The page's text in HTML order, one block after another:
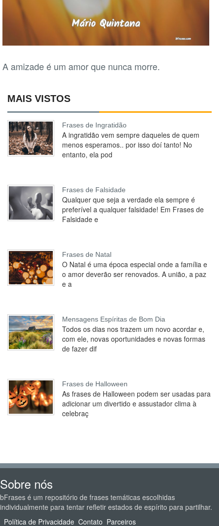
A amizade é um amor que nunca morre.
MAIS VISTOS
Frases de Ingratidão
A ingratidão vem sempre daqueles de quem
menos esperamos.. por isso doí tanto! No
entanto, ela pod
Frases de Falsidade
Qualquer que seja a verdade ela sempre é
preferível a qualquer falsidade! Em Frases de
Falsidade e
Frases de Natal
O Natal é uma época especial onde a família e
o amor deverão ser renovados. A união, a paz
e a
Mensagens Espíritas de Bom Dia
Todos os dias nos trazem um novo acordar e,
com ele, novas oportunidades e novas formas
de fazer dif
Frases de Halloween
As frases de Halloween podem ser usadas para
adicionar um divertido e assustador clima à
celebraç
Sobre nós
bFrases é um repositório de frases temáticas escolhidas
individualmente para tentar refletir estados de espírito para partilhar.
Política de Privacidade Contato Parceiros